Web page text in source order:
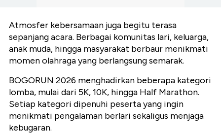
Atmosfer kebersamaan juga begitu terasa
sepanjang acara. Berbagai komunitas lari, keluarga,
anak muda, hingga masyarakat berbaur menikmati
momen olahraga yang berlangsung semarak.
BOGORUN 2026 menghadirkan beberapa kategori
lomba, mulai dari 5K, 10K, hingga Half Marathon.
Setiap kategori dipenuhi peserta yang ingin
menikmati pengalaman berlari sekaligus menjaga
kebugaran.